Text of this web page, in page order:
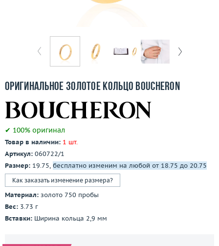
Покупка и оплата
Контакты
3D-тур по шоуруму
Заказать звонок
Оригинальное золотое кольцо Boucheron
✔ 100% оригинал
Товар в наличии: 1 шт.
Артикул: 060722/1
Размер: 19.75, бесплатно изменим на любой от 18.75 до 20.75
Как заказать изменение размера?
Материал: золото 750 пробы
Вес: 3.73 г
Вставки: Ширина кольца 2,9 мм